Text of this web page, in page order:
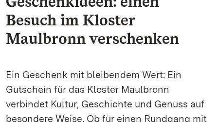
Besuch im Kloster
Maulbronn verschenken
Ein Geschenk mit bleibendem Wert: Ein
Gutschein für das Kloster Maulbronn
verbindet Kultur, Geschichte und Genuss auf
besondere Weise. Ob für einen Rundgang mit